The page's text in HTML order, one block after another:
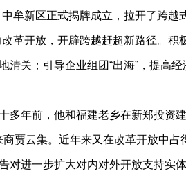
新区正式揭牌成立，拉开了跨越
革开放，开辟跨越赶超新路径。
关；引导企业组团“出海”，提高经
年前，他和福建老乡在新郑投资
贾云集。近年来又在改革开放中
对进一步扩大对内对外开放支持实